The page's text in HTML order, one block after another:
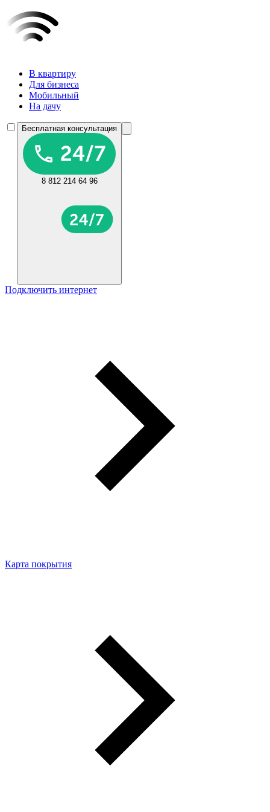
В квартиру
Для бизнеса
Мобильный
На дачу
Бесплатная консультация
8 812 214 64 96
Подключить интернет
Карта покрытия